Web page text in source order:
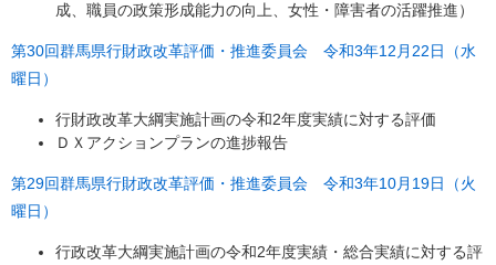
成、職員の政策形成能力の向上、女性・障害者の活躍推進）
第30回群馬県行財政改革評価・推進委員会 令和3年12月22日（水
曜日）
行財政改革大綱実施計画の令和2年度実績に対する評価
ＤＸアクションプランの進捗報告
第29回群馬県行財政改革評価・推進委員会 令和3年10月19日（火
曜日）
行政改革大綱実施計画の令和2年度実績・総合実績に対する評